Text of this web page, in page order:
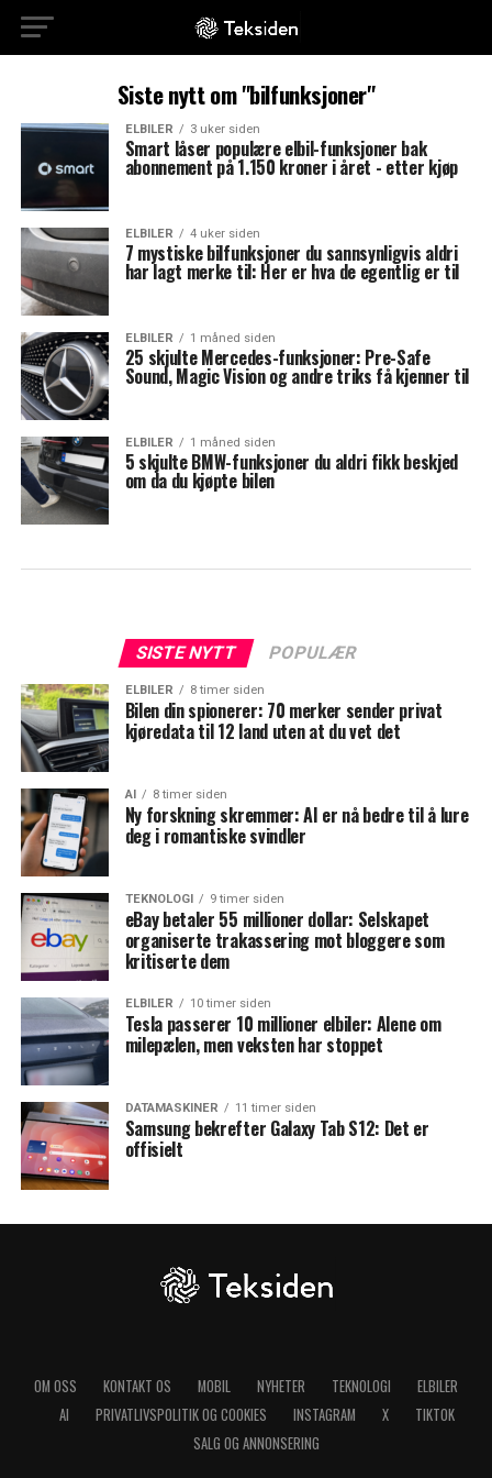
Siste nytt om "bilfunksjoner"
ELBILER 3 uker siden
Smart låser populære elbil-funksjoner bak
abonnement på 1.150 kroner i året - etter kjøp
ELBILER 4 uker siden
7 mystiske bilfunksjoner du sannsynligvis aldri
har lagt merke til: Her er hva de egentlig er til
ELBILER 1 måned siden
25 skjulte Mercedes-funksjoner: Pre-Safe
Sound, Magic Vision og andre triks få kjenner til
ELBILER 1 måned siden
5 skjulte BMW-funksjoner du aldri fikk beskjed
om da du kjøpte bilen
SISTE NYTT POPULÆR
ELBILER 8 timer siden
Bilen din spionerer: 70 merker sender privat
kjøredata til 12 land uten at du vet det
AI 8 timer siden
Ny forskning skremmer: AI er nå bedre til å lure
deg i romantiske svindler
TEKNOLOGI 9 timer siden
eBay betaler 55 millioner dollar: Selskapet
organiserte trakassering mot bloggere som
kritiserte dem
ELBILER 10 timer siden
Tesla passerer 10 millioner elbiler: Alene om
milepælen, men veksten har stoppet
DATAMASKINER 11 timer siden
Samsung bekrefter Galaxy Tab S12: Det er
offisielt
OM OSS KONTAKT OS MOBIL NYHETER TEKNOLOGI
ELBILER
AI
PRIVATLIVSPOLITIK OG COOKIES INSTAGRAM X
TIKTOK
SALG OG ANNONSERING